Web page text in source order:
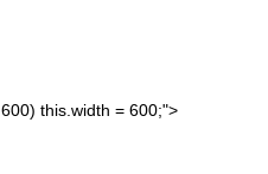
600) this.width = 600;">